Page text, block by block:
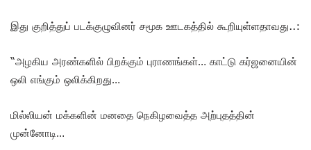
இது குறித்துப் படக்குழுவினர் சமூக ஊடகத்தில் கூறியுள்ளதாவது..:
“அழகிய அரண்களில் பிறக்கும் புராணங்கள்… காட்டு கர்ஜனையின்
ஒலி எங்கும் ஒலிக்கிறது…
மில்லியன் மக்களின் மனதை நெகிழவைத்த அற்புதத்தின்
முன்னோடி…